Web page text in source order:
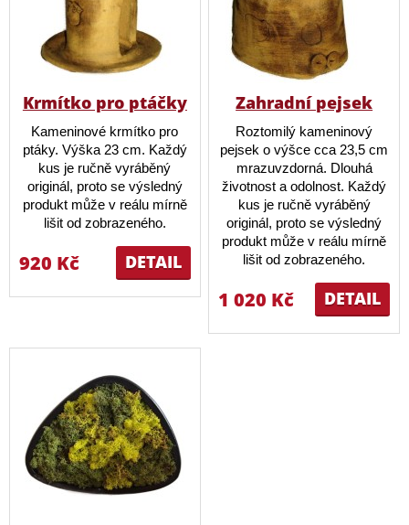
Krmítko pro ptáčky
Kameninové krmítko pro
ptáky. Výška 23 cm. Každý
kus je ručně vyráběný
originál, proto se výsledný
produkt může v reálu mírně
lišit od zobrazeného.
DETAIL
920 Kč
Zahradní pejsek
Roztomilý kameninový
pejsek o výšce cca 23,5 cm
mrazuvzdorná. Dlouhá
životnost a odolnost. Každý
kus je ručně vyráběný
originál, proto se výsledný
produkt může v reálu mírně
lišit od zobrazeného.
DETAIL
1 020 Kč